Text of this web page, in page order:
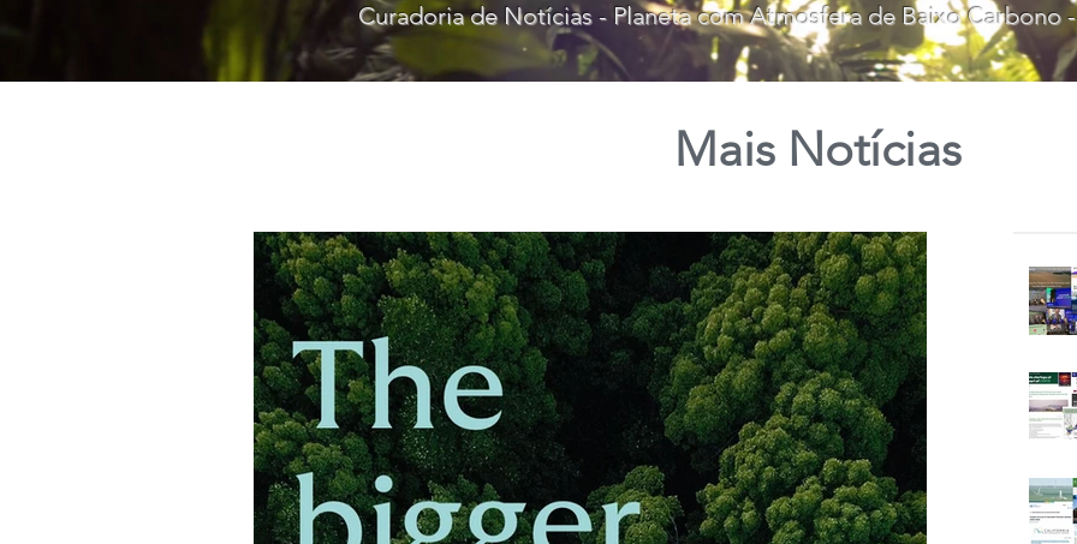
Curadoria de Notícias - Planeta com Atmosfera de Baixo Carbono
Mais Notícias